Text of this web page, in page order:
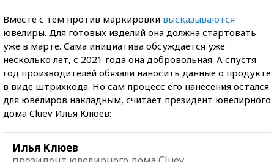
Вместе с тем против маркировки высказываются
ювелиры. Для готовых изделий она должна стартовать
уже в марте. Сама инициатива обсуждается уже
несколько лет, с 2021 года она добровольная. А спустя
год производителей обязали наносить данные о продукте
в виде штрихкода. Но сам процесс его нанесения остался
для ювелиров накладным, считает президент ювелирного
дома Cluev Илья Клюев:
Илья Клюев